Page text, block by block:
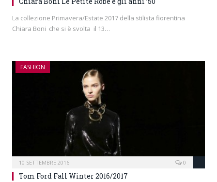
La collezione Primavera/Estate 2017 della stilista fiorentina
Chiara Boni che si è svolta il 13…
FASHION
10 SETTEMBRE 2016 0
Tom Ford Fall Winter 2016/2017